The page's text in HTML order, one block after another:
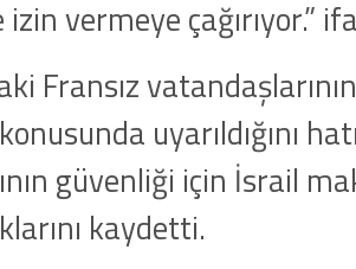
vermeye çağırıyor.”
Fransız
uyarıldığını
güvenliği için İsrail
kaydetti.